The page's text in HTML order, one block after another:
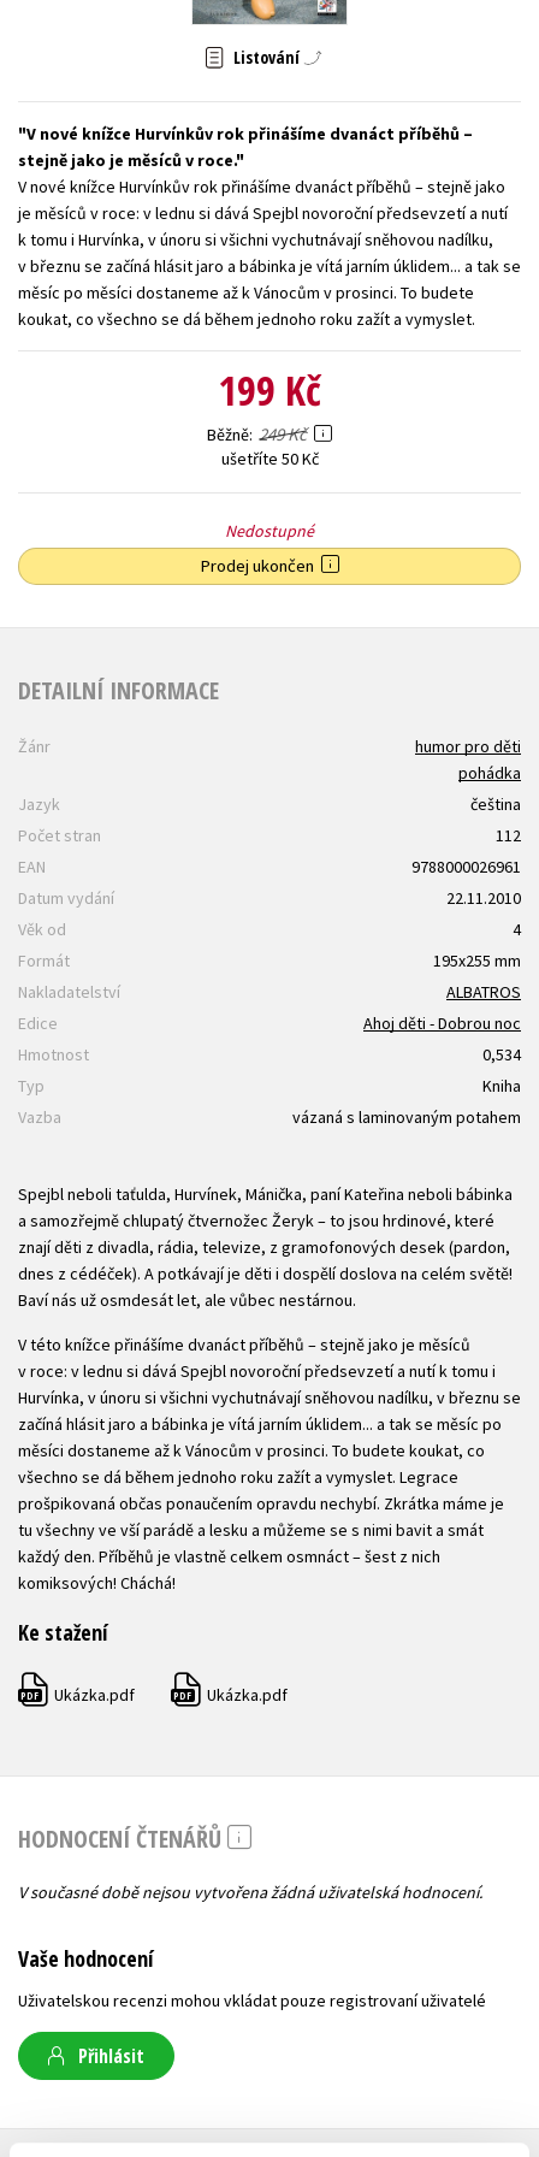
Listování
V nové knížce Hurvínkův rok přinášíme dvanáct příběhů –
stejně jako je měsíců v roce.
V nové knížce Hurvínkův rok přinášíme dvanáct příběhů – stejně jako
je měsíců v roce: v lednu si dává Spejbl novoroční předsevzetí a nutí
k tomu i Hurvínka, v únoru si všichni vychutnávají sněhovou nadílku,
v březnu se začíná hlásit jaro a bábinka je vítá jarním úklidem... a tak se
měsíc po měsíci dostaneme až k Vánocům v prosinci. To budete
koukat, co všechno se dá během jednoho roku zažít a vymyslet.
199 Kč
Běžně 249 Kč
ušetříte 50 Kč
Nedostupné
Prodej ukončen
DETAILNÍ INFORMACE
Žánr
humor pro děti
pohádka
Jazyk
čeština
Počet stran
112
EAN
9788000026961
Datum vydání
22.11.2010
Věk od
4
Formát
195x255 mm
Nakladatelství
ALBATROS
Edice
Ahoj děti - Dobrou noc
Hmotnost
0,534
Typ
Kniha
Vazba
vázaná s laminovaným potahem
Spejbl neboli taťulda, Hurvínek, Mánička, paní Kateřina neboli bábinka
a samozřejmě chlupatý čtvernožec Žeryk – to jsou hrdinové, které
znají děti z divadla, rádia, televize, z gramofonových desek (pardon,
dnes z cédéček). A potkávají je děti i dospělí doslova na celém světě!
Baví nás už osmdesát let, ale vůbec nestárnou.
V této knížce přinášíme dvanáct příběhů – stejně jako je měsíců
v roce: v lednu si dává Spejbl novoroční předsevzetí a nutí k tomu i
Hurvínka, v únoru si všichni vychutnávají sněhovou nadílku, v březnu se
začíná hlásit jaro a bábinka je vítá jarním úklidem... a tak se měsíc po
měsíci dostaneme až k Vánocům v prosinci. To budete koukat, co
všechno se dá během jednoho roku zažít a vymyslet. Legrace
prošpikovaná občas ponaučením opravdu nechybí. Zkrátka máme je
tu všechny ve vší parádě a lesku a můžeme se s nimi bavit a smát
každý den. Příběhů je vlastně celkem osmnáct – šest z nich
komiksových! Cháchá!
Ke stažení
PDF Ukázka.pdf PDF Ukázka.pdf
HODNOCENÍ ČTENÁŘŮ
V současné době nejsou vytvořena žádná uživatelská hodnocení.
Vaše hodnocení
Uživatelskou recenzi mohou vkládat pouze registrovaní uživatelé
Přihlásit